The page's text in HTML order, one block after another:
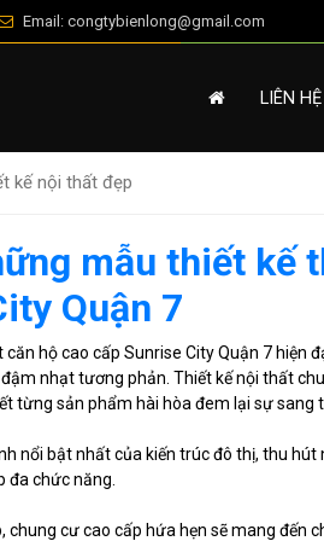
Email: congtybienlong@gmail.com
LIÊN HỆ
kế nội thất đẹp
mẫu thiết kế
Quận 7
hộ cao cấp Sunrise City Quận 7 hiện
nhạt tương phản. Thiết kế nội thất
từng sản phẩm hài hòa đem lại sự sang
nổi bật nhất của kiến trúc đô thị, thu
đa chức năng.
chung cư cao cấp hứa hẹn sẽ mang đến